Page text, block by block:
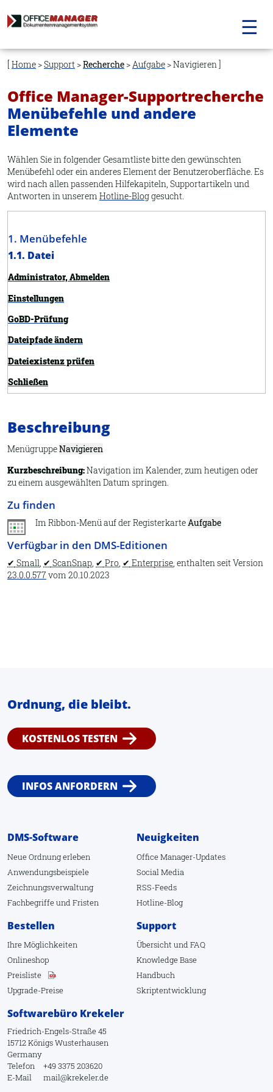
Navigation
überspringen
☰
Home >Support >Recherche >Aufgabe > Navigieren
Office Manager-Supportrecherche
Menübefehle und andere
Elemente
Wählen Sie in folgender Gesamtliste bitte den gewünschten
Menübefehl oder ein anderes Element der Benutzeroberfläche. Es
wird nach allen passenden Hilfekapiteln, Supportartikeln und
Antworten in unserem Hotline-Bloggesucht.
1. Menübefehle
1.1. Datei
Administrator, Abmelden
Einstellungen
GoBD-Prüfung
Dateipfade ändern
Dateiexistenz prüfen
Schließen
Übersicht
Felder definieren
Importieren
Information
Synchronisieren
Neues Archiv
Archiv öffnen
Eigenschaften
Dokumenttyp
Auswahllisten
1.2. Start
Extrahieren
Öffnen
Anlagen
Dateipfad öffnen
Vorschau
Dokument
Senden an andere
Senden an CD
Senden an EMail-Empfänger
In ZIP-Archiv speichern
Übersetzung zeigen
Makro ausführen
Beschreibung
MenügruppeNavigieren
Kurzbeschreibung:Navigation im Kalender, zum heutigen oder
zu einem ausgewählten Datum springen.
Zu finden
Im Ribbon-Menü auf der Registerkarte Aufgabe
Verfügbar in den DMS-Editionen
Small, ScanSnap, Pro, Enterprise, enthalten seit Version
23.0.0.577 vom 20.10.2023
Ordnung, die bleibt.
KOSTENLOS TESTEN
INFOS ANFORDERN
DMS-Software
Neue Ordnung erleben
Anwendungsbeispiele
Zeichnungsverwaltung
Fachbegriffeund Fristen
Neuigkeiten
Office Manager-Updates
Social Media
RSS-Feeds
Hotline-Blog
Bestellen
Ihre Möglichkeiten
Onlineshop
Preisliste
Upgrade-Preise
Support
Übersicht und FAQ
Knowledge Base
Handbuch
Skriptentwicklung
Softwarebüro Krekeler
Friedrich-Engels-Straße 45
15712 Königs Wusterhausen
Germany
Telefon
+49 3375 203620
E-Mail
mail@krekeler.de